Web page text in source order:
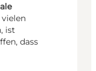
ist
dass